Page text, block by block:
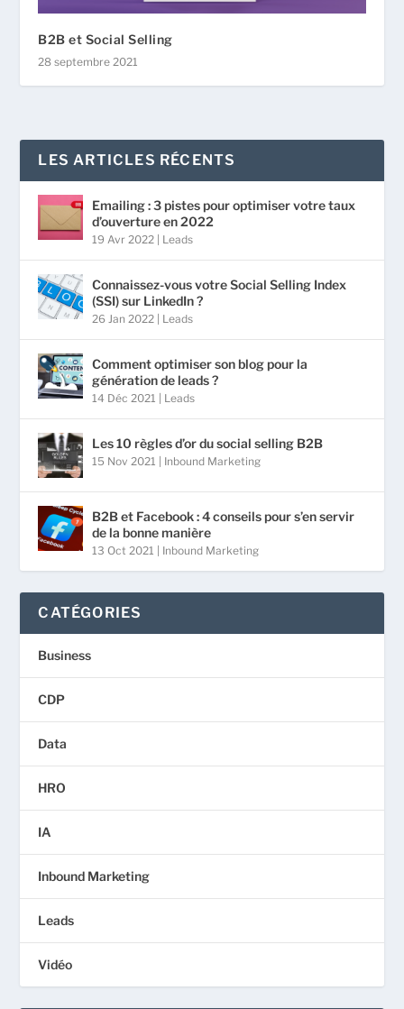
B2B et Social Selling
28 septembre 2021
LES ARTICLES RÉCENTS
Emailing : 3 pistes pour optimiser votre taux
d’ouverture en 2022
19 Avr 2022 Leads
Connaissez-vous votre Social Selling Index
(SSI) sur LinkedIn ?
26 Jan 2022 Leads
Comment optimiser son blog pour la
génération de leads ?
14 Déc 2021 Leads
Les 10 règles d’or du social selling B2B
15 Nov 2021 Inbound Marketing
B2B et Facebook : 4 conseils pour s’en servir
de la bonne manière
13 Oct 2021 Inbound Marketing
CATÉGORIES
Business
CDP
Data
HRO
IA
Inbound Marketing
Leads
Vidéo